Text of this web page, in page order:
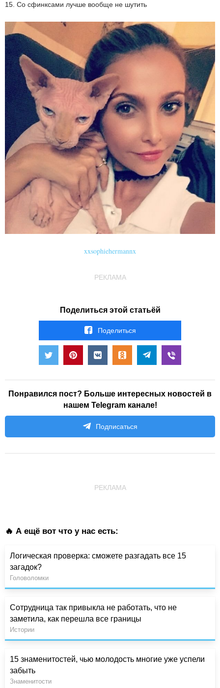
15. Со сфинксами лучше вообще не шутить
xxsophiehermannx
РЕКЛАМА
Поделиться этой статьёй
Поделиться
Понравился пост? Больше интересных новостей в
нашем Telegram канале!
Подписаться
РЕКЛАМА
🔥 А ещё вот что у нас есть:
Логическая проверка: сможете разгадать все 15
загадок?
Головоломки
Сотрудница так привыкла не работать, что не
заметила, как перешла все границы
Истории
15 знаменитостей, чью молодость многие уже успели
забыть
Знаменитости